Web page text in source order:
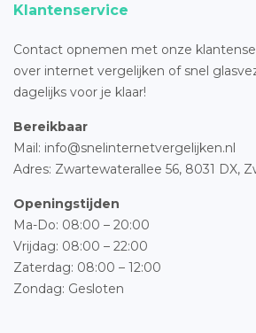
Klantenservice
Contact opnemen met onze
over internet vergelijken of snel
dagelijks voor je klaar!
Bereikbaar
Mail: info@snelinternetvergelijken.nl
Adres: Zwartewaterallee 56, 8031 DX,
Openingstijden
Ma-Do: 08:00 – 20:00
Vrijdag: 08:00 – 22:00
Zaterdag: 08:00 – 12:00
Zondag: Gesloten